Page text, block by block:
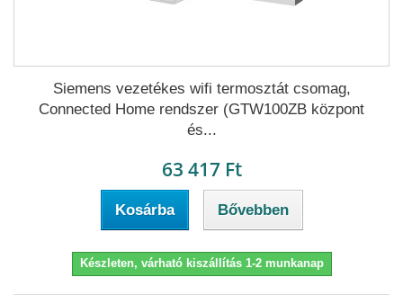
Siemens vezetékes wifi termosztát csomag,
Connected Home rendszer (GTW100ZB központ
és...
63 417 Ft
Kosárba Bővebben
Készleten, várható kiszállítás 1-2 munkanap